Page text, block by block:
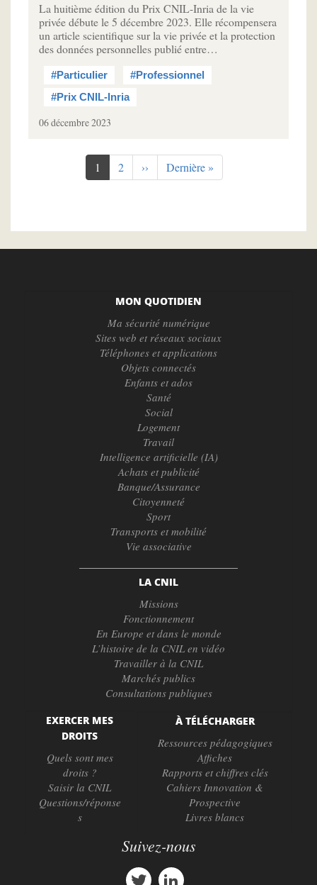
La huitième édition du Prix CNIL-Inria de la vie
privée débute le 5 décembre 2023. Elle récompensera
un article scientifique sur la vie privée et la protection
des données personnelles publié entre…
#Particulier
#Professionnel
#Prix CNIL-Inria
06 décembre 2023
Pagination
Page
courante
1 Page
2
Page
suivante
››
Dernière
page
Dernière »
MON QUOTIDIEN
Ma sécurité numérique
Sites web et réseaux sociaux
Téléphones et applications
Objets connectés
Enfants et ados
Santé
Social
Logement
Travail
Intelligence artificielle (IA)
Achats et publicité
Banque/Assurance
Citoyenneté
Sport
Transports et mobilité
Vie associative
LA CNIL
Missions
Fonctionnement
En Europe et dans le monde
L’histoire de la CNIL en vidéo
Travailler à la CNIL
Marchés publics
Consultations publiques
EXERCER MES
DROITS
Quels sont mes
droits ?
Saisir la CNIL
Questions/réponse
s
À TÉLÉCHARGER
Ressources pédagogiques
Affiches
Rapports et chiffres clés
Cahiers Innovation &
Prospective
Livres blancs
Suivez-nous